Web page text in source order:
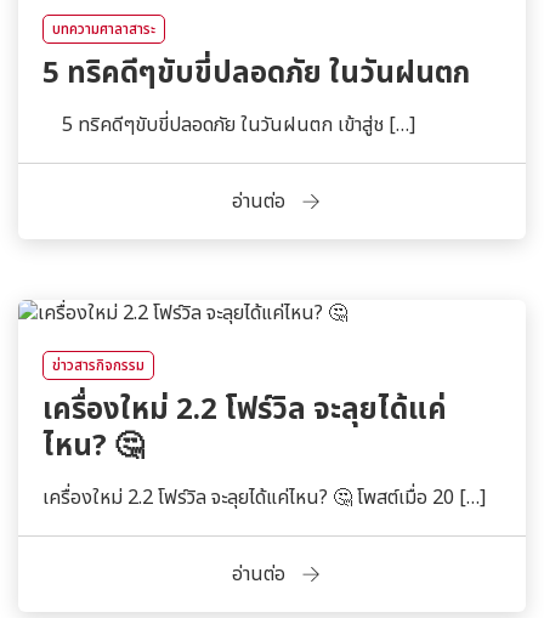
บทความศาลาสาระ
5 ทริคดีๆขับขี่ปลอดภัย ในวันฝนตก
5 ทริคดีๆขับขี่ปลอดภัย ในวันฝนตก เข้าสู่ช […]
อ่านต่อ
ข่าวสารกิจกรรม
เครื่องใหม่ 2.2 โฟร์วิล จะลุยได้แค่
ไหน? 🤔
เครื่องใหม่ 2.2 โฟร์วิล จะลุยได้แค่ไหน? 🤔 โพสต์เมื่อ 20 […]
อ่านต่อ